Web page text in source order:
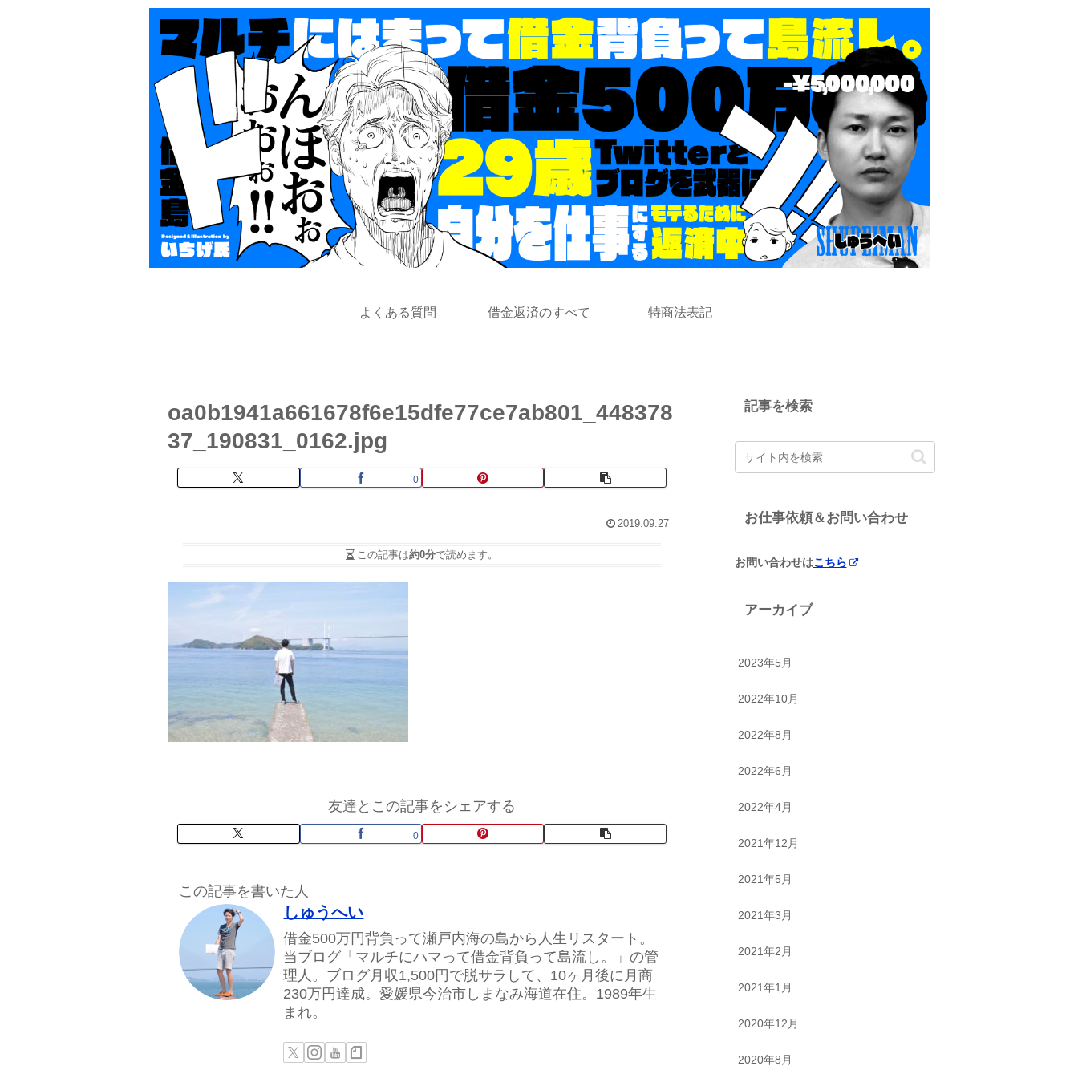
よくある質問 借金返済のすべて 特商法表記
oa0b1941a661678f6e15dfe77ce7ab801_448378
37_190831_0162.jpg
0
2019.09.27
この記事は約0分で読めます。
友達とこの記事をシェアする
0
この記事を書いた人
しゅうへい
借金500万円背負って瀬戸内海の島から人生リスタート。
当ブログ「マルチにハマって借金背負って島流し。」の管
理人。ブログ月収1,500円で脱サラして、10ヶ月後に月商
230万円達成。愛媛県今治市しまなみ海道在住。1989年生
まれ。
記事を検索
お仕事依頼＆お問い合わせ
お問い合わせはこちら
アーカイブ
2023年5月
2022年10月
2022年8月
2022年6月
2022年4月
2021年12月
2021年5月
2021年3月
2021年2月
2021年1月
2020年12月
2020年8月